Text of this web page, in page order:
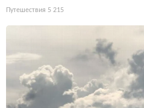
Путешествия 5 215